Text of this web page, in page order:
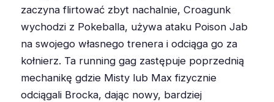
zaczyna flirtować zbyt nachalnie, Croagunk
wychodzi z Pokeballa, używa ataku Poison Jab
na swojego własnego trenera i odciąga go za
kołnierz. Ta running gag zastępuje poprzednią
mechanikę gdzie Misty lub Max fizycznie
odciągali Brocka, dając nowy, bardziej